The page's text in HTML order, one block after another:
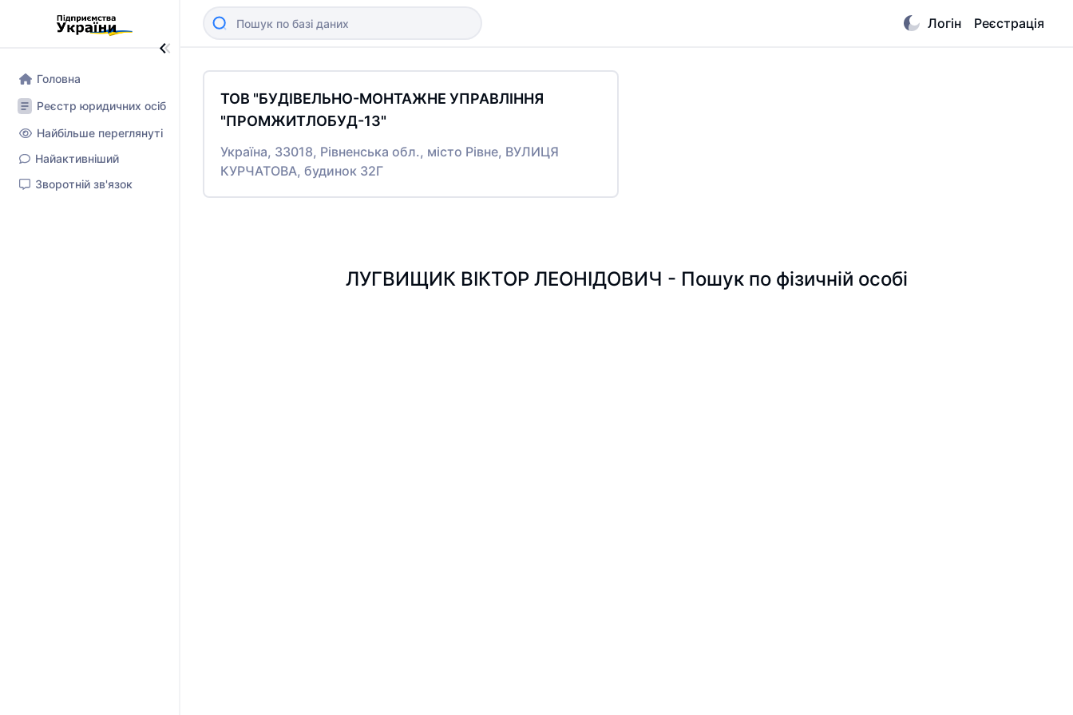
Головна
Реєстр юридичних осіб
Найбільше переглянуті
Найактивніший
Зворотній зв'язок
Логін Реєстрація
ТОВ "БУДІВЕЛЬНО-МОНТАЖНЕ УПРАВЛІННЯ
"ПРОМЖИТЛОБУД-13"
Україна, 33018, Рівненська обл., місто Рівне, ВУЛИЦЯ
КУРЧАТОВА, будинок 32Г
ЛУГВИЩИК ВІКТОР ЛЕОНІДОВИЧ - Пошук по фізичній особі